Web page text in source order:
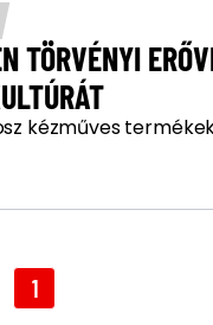
TÖRVÉNYI
kézműves
1